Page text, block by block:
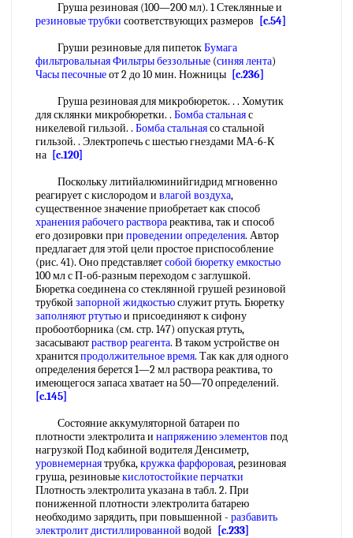
Груша резиновая (100—200 мл). 1 Стеклянные и
резиновые трубки соответствующих размеров
[c.54]
Груши резиновые для пипетокБумага
фильтровальная Фильтры беззольные (синяя лента)
Часы песочныеот 2 до 10 мин. Ножницы [c.236]
Груша резиновая для микробюреток. . . Хомутик
для склянки микробюретки. . Бомба стальнаяс
никелевой гильзой. . Бомба стальнаясо стальной
гильзой. . Электропечь с шестью гнездами МА-6-К
на [c.120]
Поскольку литийалюминийгидрид мгновенно
реагирует с кислородом и влагой воздуха,
существенное значение приобретает как способ
хранения рабочего растворареактива, так и способ
его дозировки при проведении определения. Автор
предлагает для этой цели простое приспособление
(рис. 41). Оно представляетсобой бюретку емкостью
100 мл с П-об-разным переходом с заглушкой.
Бюретка соединена со стеклянной грушей резиновой
трубкой запорной жидкостьюслужит ртуть. Бюретку
заполняют ртутьюи присоединяют к сифону
пробоотборника (см. стр. 147) опуская ртуть,
засасываютраствор реагента. В таком устройстве он
хранитсяпродолжительное время. Так как для одного
определения берется 1—2 мл раствора реактива, то
имеющегося запаса хватает на 50—70 определений.
[c.145]
Состояние аккумуляторной батареи по
плотности электролита и напряжению элементов под
нагрузкой Под кабиной водителя Денсиметр,
уровнемернаятрубка,кружка фарфоровая, резиновая
груша, резиновыекислотостойкие перчатки
Плотность электролита указана в табл. 2. При
пониженной плотности электролита батарею
необходимо зарядить, при повышенной - разбавить
электролитдистиллированной водой
[c.233]